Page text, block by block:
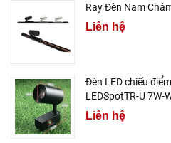
Ray Đèn Nam
Liên hệ
Đèn LED chiếu
LEDSpotTR-U 7W-
Liên hệ